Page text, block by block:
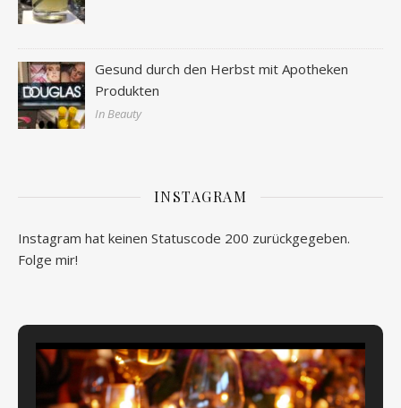
Gesund durch den Herbst mit Apotheken
Produkten
In Beauty
INSTAGRAM
Instagram hat keinen Statuscode 200 zurückgegeben.
Folge mir!